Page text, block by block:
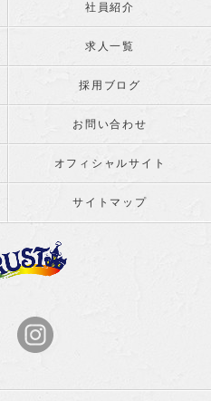
社員紹介
求人一覧
採用ブログ
お問い合わせ
オフィシャルサイト
サイトマップ